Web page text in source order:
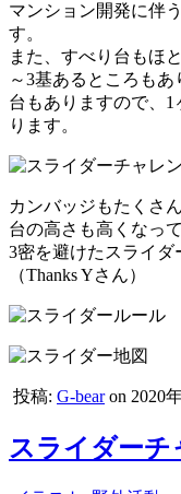
マンション開発に伴
す。
また、すべり台もほ
～3基あるところも
台もありますので、
ります。
カンバッジもたくさ
台の高さも高くなっ
3密を避けたスライダ
（Thanks Yさん）
投稿: G-bearon 2020
スライダーチ